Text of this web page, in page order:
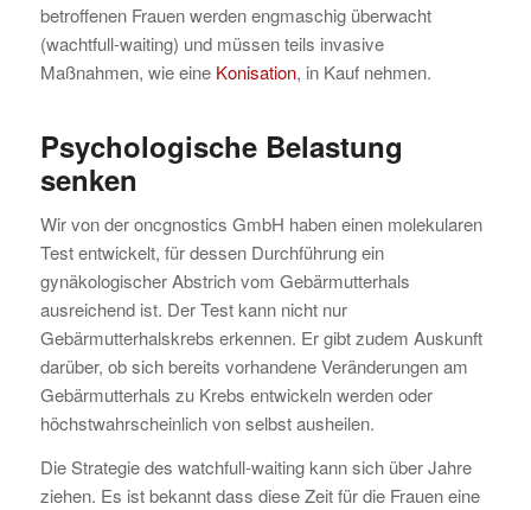
betroffenen Frauen werden engmaschig überwacht
(wachtfull-waiting) und müssen teils invasive
Maßnahmen, wie eine Konisation, in Kauf nehmen.
Psychologische Belastung
senken
Wir von der oncgnostics GmbH haben einen molekularen
Test entwickelt, für dessen Durchführung ein
gynäkologischer Abstrich vom Gebärmutterhals
ausreichend ist. Der Test kann nicht nur
Gebärmutterhalskrebs erkennen. Er gibt zudem Auskunft
darüber, ob sich bereits vorhandene Veränderungen am
Gebärmutterhals zu Krebs entwickeln werden oder
höchstwahrscheinlich von selbst ausheilen.
Die Strategie des watchfull-waiting kann sich über Jahre
ziehen. Es ist bekannt dass diese Zeit für die Frauen eine